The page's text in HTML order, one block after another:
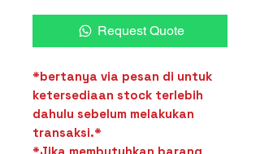
Request Quote
*bertanya via pesan di untuk
ketersediaan stock terlebih
dahulu sebelum melakukan
transaksi.*